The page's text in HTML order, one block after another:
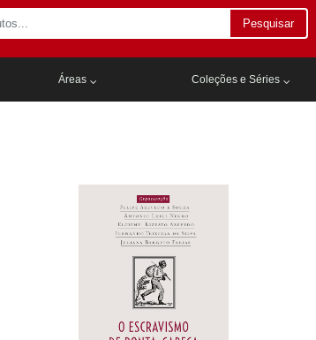
Pesquisar
Áreas Coleções e Séries